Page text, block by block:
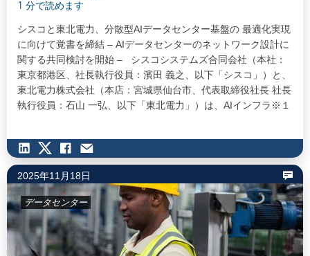
1 分で読めます
シスコと東北電力、分散型AIデータセンター基盤の 最適化実現
に向けて覚書を締結 – AIデータセンターのネットワーク設計に
関する共同検討を開始 – シスコシステムズ合同会社（本社：
東京都港区、社長執行役員：濱田 義之、以下「シスコ」）と、
東北電力株式会社（本店：宮城県仙台市、代表取締役社長 社長
執行役員：石山 一弘、以下「東北電力」）は、AIインフラ※１
的なAI技術の急速な進展に伴い、膨大な計算を支えるデータセ
ンターの需要が急増しています。一方で、日本国内では都市部
での用地確保や電力供給余力の制約から、大規模集中型のデー
タセンターの建設が長期化しています。…
2025年11月18日
データセンター